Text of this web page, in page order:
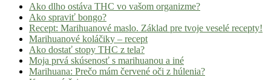
Ako dlho ostáva THC vo vašom organizme?
Ako spraviť bongo?
Recept: Marihuanové maslo. Základ pre tvoje veselé recepty!
Marihuanové koláčiky – recept
Ako dostať stopy THC z tela?
Moja prvá skúsenosť s marihuanou a iné
Marihuana: Prečo mám červené oči z húlenia?